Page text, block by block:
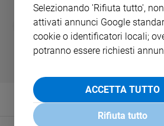
LE GRANDI BASILICHE ITALIANE
- VOL DA 1 AL 5
€ 64,50
DIARIO G
€ 8,90
Selezionando 'Rifiuta tutto',
attivati annunci Google
cookie o identificatori locali;
potranno essere richiesti
ACCETTA TUTTO
Rifiuta tutto